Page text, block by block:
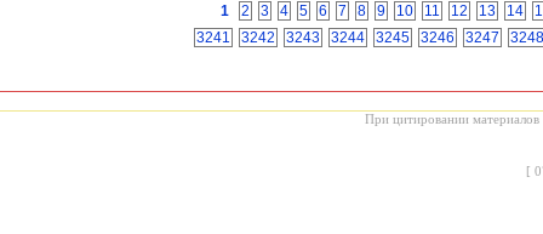
1 2 3 4 5 6 7 8 9 10 11 12 13 14
3241
3242 3243 3244 3245 3246 3247 3248
При цитировании материалов
[